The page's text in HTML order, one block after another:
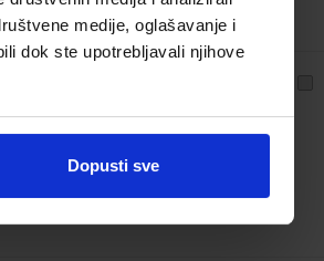
medije, oglašavanje i
dok ste upotrebljavali njihove
Dopusti sve